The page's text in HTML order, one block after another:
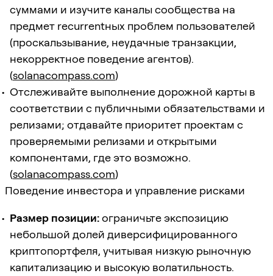
суммами и изучите каналы сообщества на
предмет recurrentных проблем пользователей
(проскальзывание, неудачные транзакции,
некорректное поведение агентов).
(solanacompass.com)
Отслеживайте выполнение дорожной карты в
соответствии с публичными обязательствами и
релизами; отдавайте приоритет проектам с
проверяемыми релизами и открытыми
компонентами, где это возможно.
(solanacompass.com)
Поведение инвестора и управление рисками
Размер позиции:ограничьте экспозицию
небольшой долей диверсифицированного
криптопортфеля, учитывая низкую рыночную
капитализацию и высокую волатильность.